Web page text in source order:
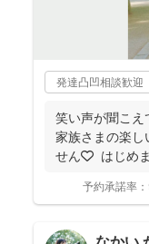
発達凸凹相談歓迎
笑い声が聞こえ
家族さまの楽し
せん🧡 ⁡ はじめ
予約承諾率：